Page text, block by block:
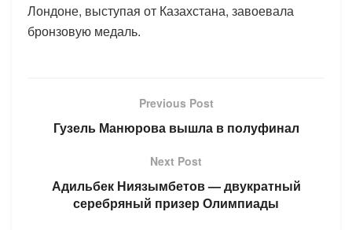
Лондоне, выступая от Казахстана, завоевала
бронзовую медаль.
Previous Post
Гузель Манюрова вышла в полуфинал
Next Post
Адильбек Ниязымбетов — двукратный
серебряный призер Олимпиады